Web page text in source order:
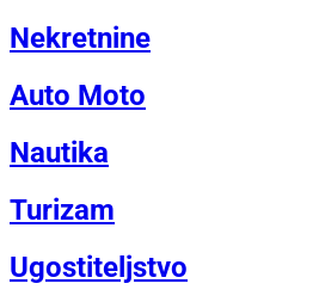
Nekretnine
Auto Moto
Nautika
Turizam
Ugostiteljstvo